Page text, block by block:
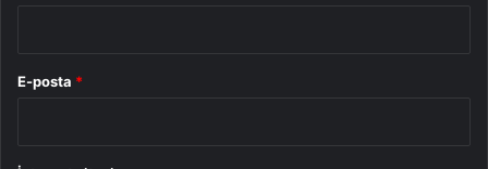
E-posta *